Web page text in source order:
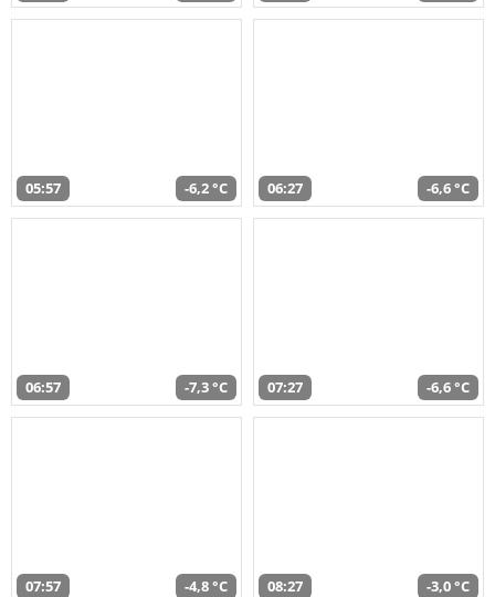
05:57 -6,2 °C 06:27 -6,6 °C
06:57 -7,3 °C 07:27 -6,6 °C
07:57 -4,8 °C 08:27 -3,0 °C